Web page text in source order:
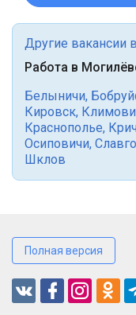
Другие вакансии
Работа в
Белыничи,
Кировск,
Краснополье,
Осиповичи,
Шклов
Полная версия